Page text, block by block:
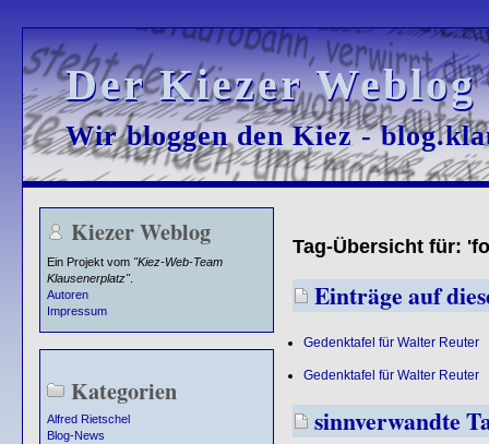
Der Kiezer
Der Kiezer
Wir bloggen den Kiez -
Wir bloggen den Kiez -
Kiezer Weblog
Ein Projekt vom "Kiez-Web-Team
Klausenerplatz".
Autoren
Impressum
Kategorien
Alfred Rietschel
Blog-News
Tag-Übersicht für:
Einträge auf
Gedenktafel für Walter Reuter
Gedenktafel für Walter Reuter
sinnverwandte